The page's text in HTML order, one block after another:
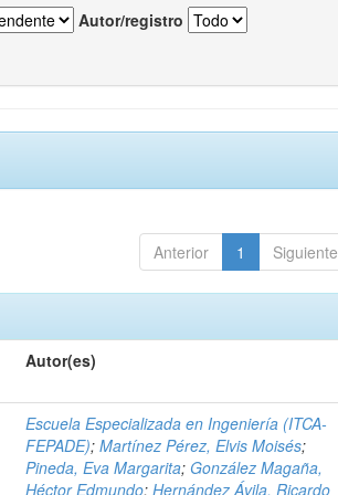
Autor/registro
Anterior 1 Siguiente
Autor(es)
Escuela Especializada en Ingeniería (ITCA-
FEPADE);Martínez Pérez, Elvis Moisés;
Pineda, Eva Margarita; González Magaña,
Héctor Edmundo;Hernández Ávila, Ricardo